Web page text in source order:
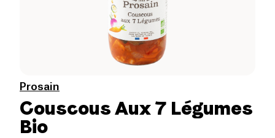
Prosain
Couscous Aux 7 Légumes
Bio